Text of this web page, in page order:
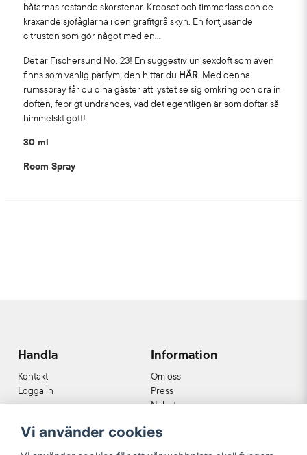
båtarnas rostande skorstenar. Kreosot och timmerlass och de
kraxande sjöfåglarna i den grafitgrå skyn. En förtjusande
citruston som gör något med en...
Det är Fischersund No. 23! En suggestiv unisexdoft som även
finns som vanlig parfym, den hittar du HÄR . Med denna
rumsspray får du dina gäster att lystet se sig omkring och dra in
doften, febrigt undrandes, vad det egentligen är som doftar så
himmelskt gott!
30 ml
Room Spray
Handla
Kontakt
Logga in
Information
Om oss
Press
Nyheter
Cookies
Köpvillkor
Vi använder cookies